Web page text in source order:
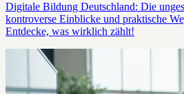
Digitale Bildung Deutschland: Die
kontroverse Einblicke und praktische
Entdecke, was wirklich zählt!